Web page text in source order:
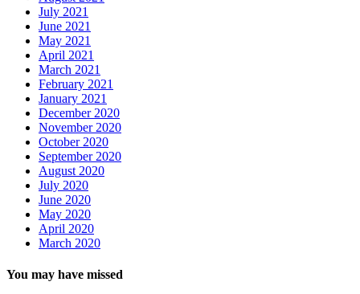
July 2021
June 2021
May 2021
April 2021
March 2021
February 2021
January 2021
December 2020
November 2020
October 2020
September 2020
August 2020
July 2020
June 2020
May 2020
April 2020
March 2020
You may have missed